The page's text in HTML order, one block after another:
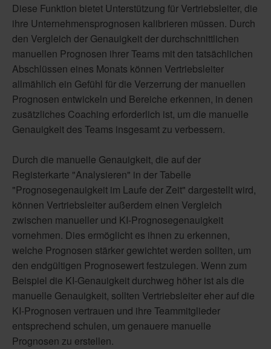
Diese Funktion bietet Unterstützung für Vertriebsleiter, die
ihre Unternehmensprognosen kalibrieren müssen. Durch
den Vergleich der Genauigkeit der durchschnittlichen
manuellen Prognosen ihrer Teams mit den tatsächlichen
Abschlüssen eines Monats können Vertriebsleiter
allmählich ein Gefühl für die Verzerrung der manuellen
Prognosen entwickeln und Bereiche erkennen, in denen
zusätzliches Coaching erforderlich ist, um die manuelle
Genauigkeit des Teams insgesamt zu verbessern.
Durch die manuelle Genauigkeit, die auf der
Registerkarte "Analysieren" in der Tabelle
"Prognosegenauigkeit im Laufe der Zeit" dargestellt wird,
können Vertriebsleiter außerdem einen Vergleich
zwischen manueller und KI-Prognosegenauigkeit
vornehmen. Dies ermöglicht es ihnen zu erkennen,
welche Prognosen stärker gewichtet werden sollten, um
den endgültigen Prognosewert festzulegen. Wenn zum
Beispiel die KI-Genauigkeit durchweg höher ist als die
manuelle Genauigkeit, sollten Vertriebsleiter eher auf die
KI-Prognosen vertrauen und ihre Teammitglieder
entsprechend schulen, um genauere manuelle
Prognosen zu erstellen.